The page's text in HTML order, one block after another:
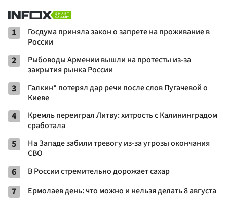
1
Госдума приняла закон о запрете на проживание в
России
2
Рыбоводы Армении вышли на протесты из-за
закрытия рынка России
3
Галкин* потерял дар речи после слов Пугачевой о
Киеве
4
Кремль переиграл Литву: хитрость с Калининградом
сработала
5
На Западе забили тревогу из-за угрозы окончания
СВО
6 В России стремительно дорожает сахар
7 Ермолаев день: что можно и нельзя делать 8 августа